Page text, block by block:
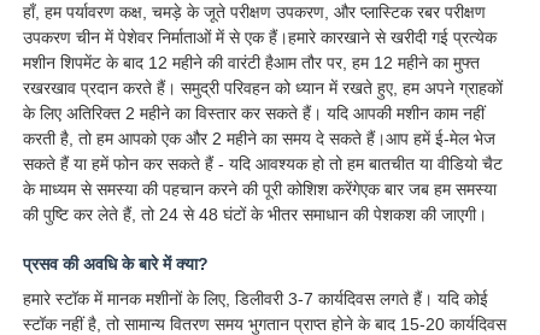
हाँ, हम पर्यावरण कक्ष, चमड़े के जूते परीक्षण उपकरण, और प्लास्टिक रबर परीक्षण
उपकरण चीन में पेशेवर निर्माताओं में से एक हैं।हमारे कारखाने से खरीदी गई प्रत्येक
मशीन शिपमेंट के बाद 12 महीने की वारंटी हैआम तौर पर, हम 12 महीने का मुफ्त
रखरखाव प्रदान करते हैं। समुद्री परिवहन को ध्यान में रखते हुए, हम अपने ग्राहकों
के लिए अतिरिक्त 2 महीने का विस्तार कर सकते हैं। यदि आपकी मशीन काम नहीं
करती है, तो हम आपको एक और 2 महीने का समय दे सकते हैं।आप हमें ई-मेल भेज
सकते हैं या हमें फोन कर सकते हैं - यदि आवश्यक हो तो हम बातचीत या वीडियो चैट
के माध्यम से समस्या की पहचान करने की पूरी कोशिश करेंगेएक बार जब हम समस्या
की पुष्टि कर लेते हैं, तो 24 से 48 घंटों के भीतर समाधान की पेशकश की जाएगी।
प्रसव की अवधि के बारे में क्या?
हमारे स्टॉक में मानक मशीनों के लिए, डिलीवरी 3-7 कार्यदिवस लगते हैं। यदि कोई
स्टॉक नहीं है, तो सामान्य वितरण समय भुगतान प्राप्त होने के बाद 15-20 कार्यदिवस